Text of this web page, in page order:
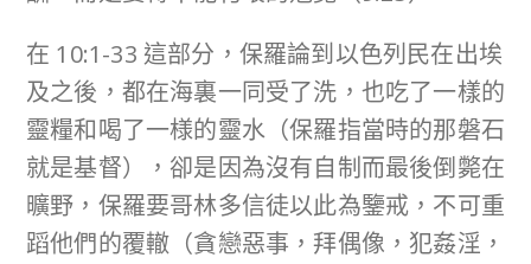
在 10:1-33 這部分，保羅論到以色列民在出埃
及之後，都在海裏一同受了洗，也吃了一樣的
靈糧和喝了一様的靈水（保羅指當時的那磐石
就是基督），卻是因為沒有自制而最後倒斃在
曠野，保羅要哥林多信徒以此為鑒戒，不可重
蹈他們的覆轍（貪戀惡事，拜偶像，犯姦淫，